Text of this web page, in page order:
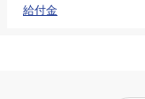
給付金